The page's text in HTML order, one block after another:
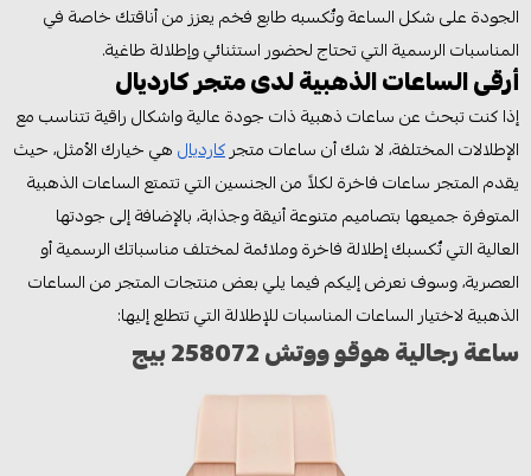
الجودة على شكل الساعة وتٌكسبه طابع فخم يعزز من أناقتك خاصة في
المناسبات الرسمية التي تحتاج لحضور استثنائي وإطلالة طاغية.
أرقى الساعات الذهبية لدى متجر كارديال
إذا كنت تبحث عن ساعات ذهبية ذات جودة عالية واشكال راقية تتناسب مع
الإطلالات المختلفة، لا شك أن ساعات متجركارديالهي خيارك الأمثل، حيث
يقدم المتجر ساعات فاخرة لكلاً من الجنسين التي تتمتع الساعات الذهبية
المتوفرة جميعها بتصاميم متنوعة أنيقة وجذابة، بالإضافة إلى جودتها
العالية التي تٌكسبك إطلالة فاخرة وملائمة لمختلف مناسباتك الرسمية أو
العصرية، وسوف نعرض إليكم فيما يلي بعض منتجات المتجر من الساعات
الذهبية لاختيار الساعات المناسبات للإطلالة التي تتطلع إليها:
ساعة رجالية هوقو ووتش 258072 بيج